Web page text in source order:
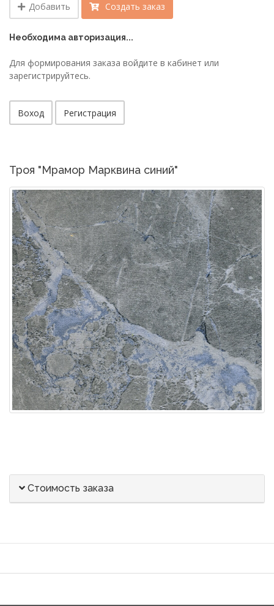
Добавить Создать заказ
Необходима авторизация...
Для формирования заказа войдите в кабинет или
зарегистрируйтесь.
Воход Регистрация
Троя "Мрамор Марквина синий"
Стоимость заказа